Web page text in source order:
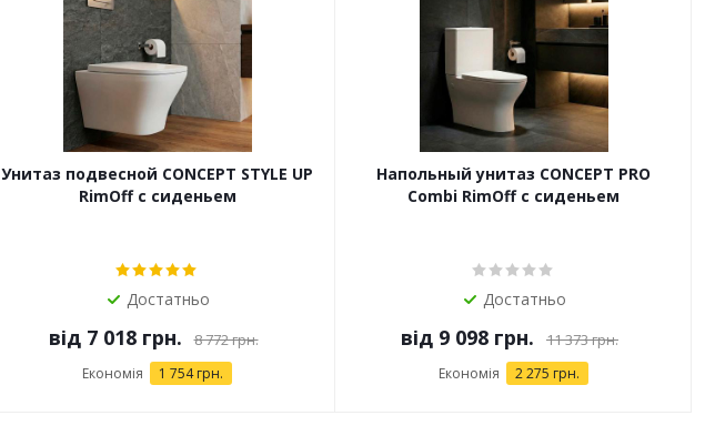
Унитаз подвесной CONCEPT STYLE UP
RimOff с сиденьем
Достатньо
від 7 018 грн. 8 772 грн.
Економія 1 754 грн.
Напольный унитаз CONCEPT PRO
Combi RimOff с сиденьем
Достатньо
від 9 098 грн. 11 373 грн.
Економія 2 275 грн.